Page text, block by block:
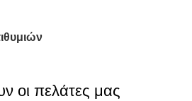
οι πελάτες μας